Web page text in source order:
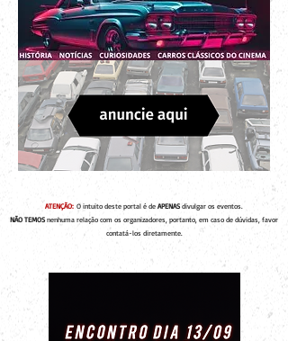
ATENÇÃO: O intuito deste portal é de APENAS divulgar os eventos.
NÃO TEMOS nenhuma relação com os organizadores, portanto, em caso de dúvidas, favor
contatá-los diretamente.